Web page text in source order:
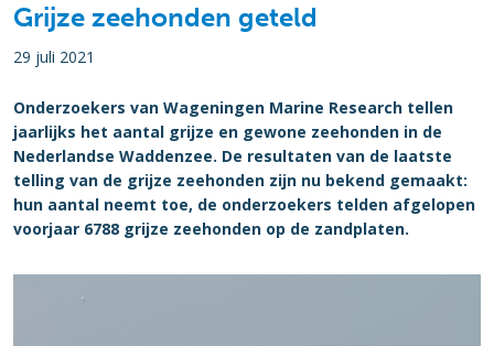
Grijze zeehonden geteld
29 juli 2021
Onderzoekers van Wageningen Marine Research tellen
jaarlijks het aantal grijze en gewone zeehonden in de
Nederlandse Waddenzee. De resultaten van de laatste
telling van de grijze zeehonden zijn nu bekend gemaakt:
hun aantal neemt toe, de onderzoekers telden afgelopen
voorjaar 6788 grijze zeehonden op de zandplaten.